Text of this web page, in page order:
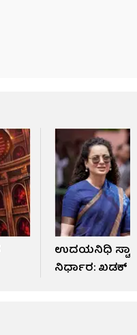
ಉದಯನಿಧಿ
ನಿರ್ಧಾರ: ಖಡಕ್